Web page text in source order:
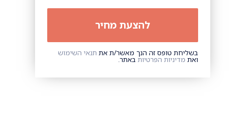
בשליחת טופס זה הנך מאשר/ת את תנאי השימוש
ואת מדיניות הפרטיות באתר.